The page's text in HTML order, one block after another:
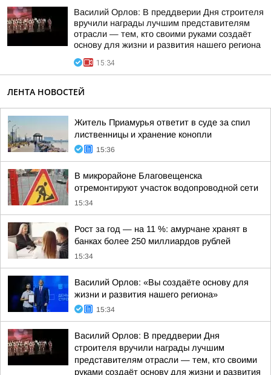
Василий Орлов: В преддверии Дня строителя
вручили награды лучшим представителям
отрасли — тем, кто своими руками создаёт
основу для жизни и развития нашего региона
15:34
ЛЕНТА НОВОСТЕЙ
Житель Приамурья ответит в суде за спил
лиственницы и хранение конопли
15:36
В микрорайоне Благовещенска
отремонтируют участок водопроводной сети
15:34
Рост за год — на 11 %: амурчане хранят в
банках более 250 миллиардов рублей
15:34
Василий Орлов: «Вы создаёте основу для
жизни и развития нашего региона»
15:34
Василий Орлов: В преддверии Дня
строителя вручили награды лучшим
представителям отрасли — тем, кто своими
руками создаёт основу для жизни и развития